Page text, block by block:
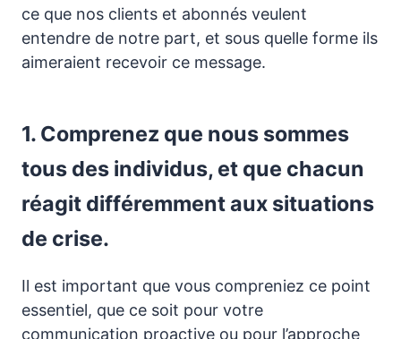
ce que nos clients et abonnés veulent
entendre de notre part, et sous quelle forme ils
aimeraient recevoir ce message.
1. Comprenez que nous sommes
tous des individus, et que chacun
réagit différemment aux situations
de crise.
Il est important que vous compreniez ce point
essentiel, que ce soit pour votre
communication proactive ou pour l’approche